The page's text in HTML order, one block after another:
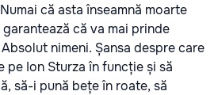
că asta înseamnă moarte
că va mai prinde
nimeni. Șansa despre care
pe Ion Sturza în funcție și să
să-i pună bețe în roate, să